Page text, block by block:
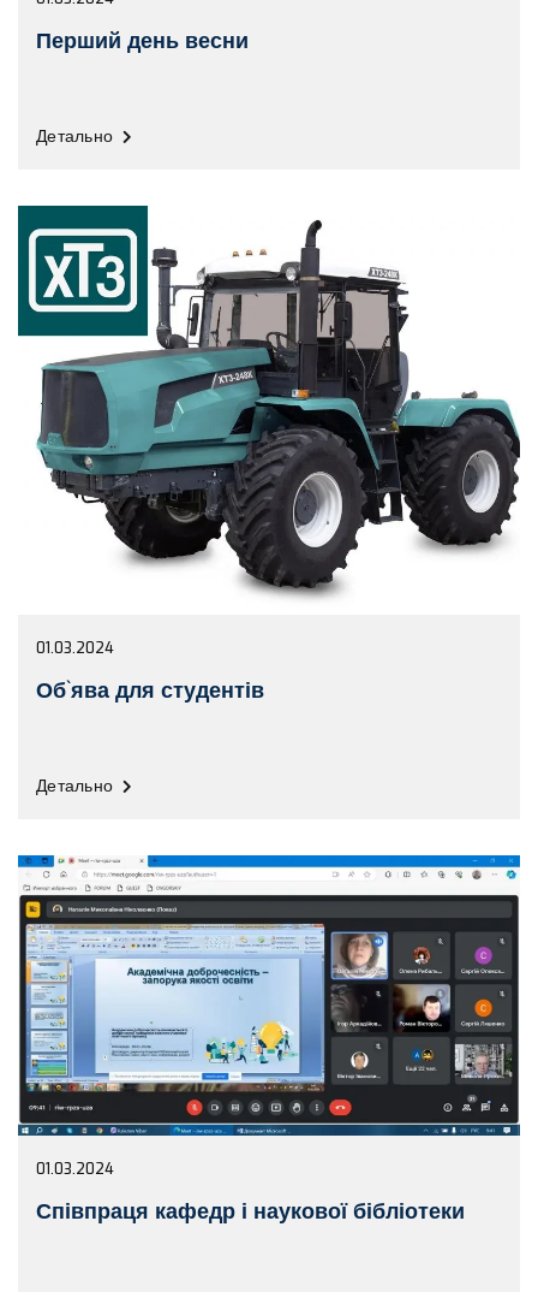
Перший день весни
Детально
01.03.2024
Об`ява для студентів
Детально
01.03.2024
Співпраця кафедр і наукової бібліотеки